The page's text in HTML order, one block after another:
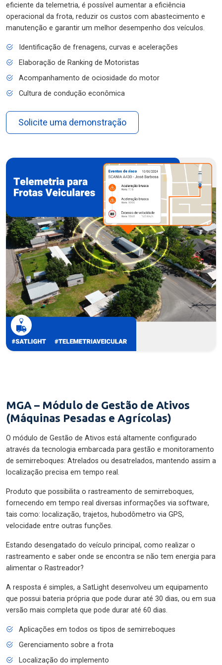
eficiente da telemetria, é possível aumentar a eficiência
operacional da frota, reduzir os custos com abastecimento e
manutenção e garantir um melhor desempenho dos veículos.
Identificação de frenagens, curvas e acelerações
Elaboração de Ranking de Motoristas
Acompanhamento de ociosidade do motor
Cultura de condução econômica
Solicite uma demonstração
MGA – Módulo de Gestão de Ativos
(Máquinas Pesadas e Agrícolas)
O módulo de Gestão de Ativos está altamente configurado
através da tecnologia embarcada para gestão e monitoramento
de semirreboques: Atrelados ou desatrelados, mantendo assim a
localização precisa em tempo real.
Produto que possibilita o rastreamento de semirreboques,
fornecendo em tempo real diversas informações via software,
tais como: localização, trajetos, hubodômetro via GPS,
velocidade entre outras funções.
Estando desengatado do veículo principal, como realizar o
rastreamento e saber onde se encontra se não tem energia para
alimentar o Rastreador?
A resposta é simples, a SatLight desenvolveu um equipamento
que possui bateria própria que pode durar até 30 dias, ou em sua
versão mais completa que pode durar até 60 dias.
Aplicações em todos os tipos de semirreboques
Gerenciamento sobre a frota
Localização do implemento